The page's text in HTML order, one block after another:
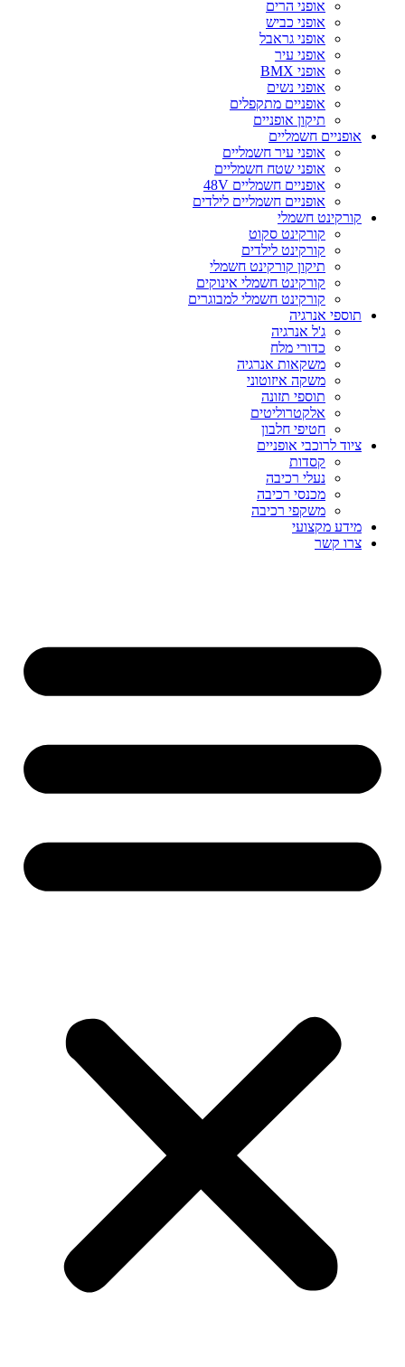
אופני הרים
אופני כביש
אופני גראבל
אופני עיר
אופני BMX
אופני נשים
אופניים מתקפלים
תיקון אופניים
אופניים חשמליים
אופני עיר חשמליים
אופני שטח חשמליים
אופניים חשמליים 48V
אופניים חשמליים לילדים
קורקינט חשמלי
קורקינט סקוט
קורקינט לילדים
תיקון קורקינט חשמלי
קורקינט חשמלי אינוקים
קורקינט חשמלי למבוגרים
תוספי אנרגיה
ג'ל אנרגיה
כדורי מלח
משקאות אנרגיה
משקה איזוטוני
תוספי תזונה
אלקטרוליטים
חטיפי חלבון
ציוד לרוכבי אופניים
קסדות
נעלי רכיבה
מכנסי רכיבה
משקפי רכיבה
מידע מקצועי
צרו קשר